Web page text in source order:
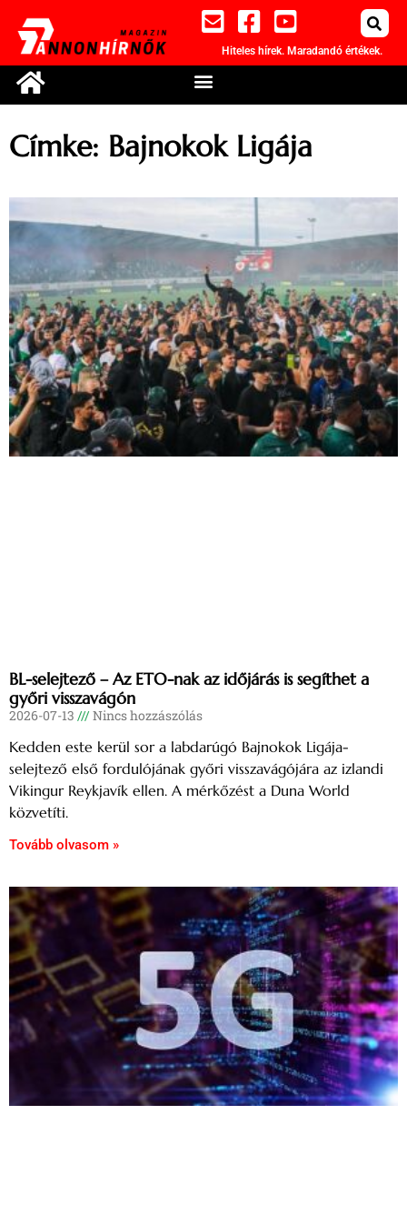
Hiteles hírek. Maradandó értékek.
Címke: Bajnokok Ligája
BL-selejtező – Az ETO-nak az időjárás is segíthet a
győri visszavágón
2026-07-13 Nincs hozzászólás
Kedden este kerül sor a labdarúgó Bajnokok Ligája-
selejtező első fordulójának győri visszavágójára az izlandi
Vikingur Reykjavík ellen. A mérkőzést a Duna World
közvetíti.
Tovább olvasom »